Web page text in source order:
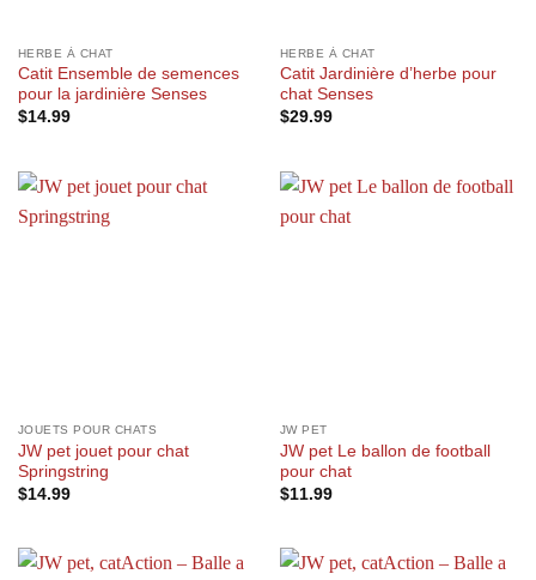
HERBE À CHAT
Catit Ensemble de semences
pour la jardinière Senses
$14.99
HERBE À CHAT
Catit Jardinière d’herbe pour
chat Senses
$29.99
JOUETS POUR CHATS
JW pet jouet pour chat
Springstring
$14.99
JW PET
JW pet Le ballon de football
pour chat
$11.99